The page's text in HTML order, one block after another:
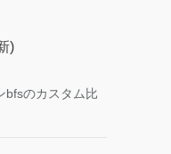
)
bfsのカスタム比